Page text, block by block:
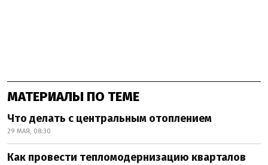
МАТЕРИАЛЫ ПО ТЕМЕ
Что делать с центральным отоплением
29 МАЯ, 08:30
Как провести тепломодернизацию кварталов